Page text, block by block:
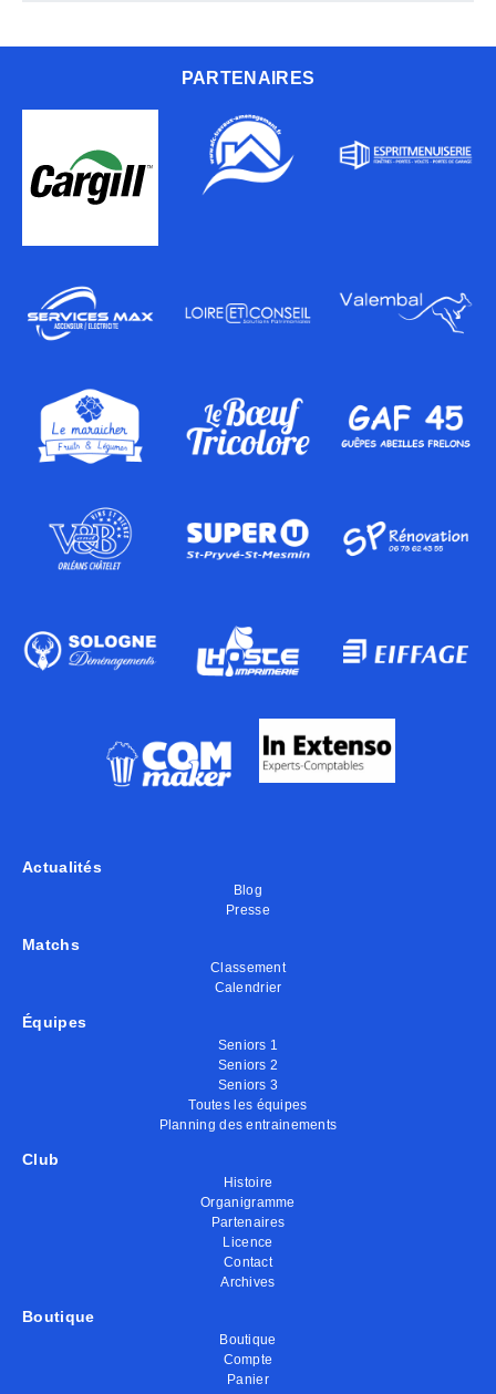
PARTENAIRES
Actualités
Blog
Presse
Matchs
Classement
Calendrier
Équipes
Seniors 1
Seniors 2
Seniors 3
Toutes les équipes
Planning des entrainements
Club
Histoire
Organigramme
Partenaires
Licence
Contact
Archives
Boutique
Boutique
Compte
Panier